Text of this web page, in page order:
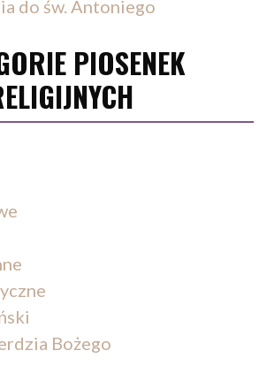
do św. Antoniego
PIOSENEK
Bożego